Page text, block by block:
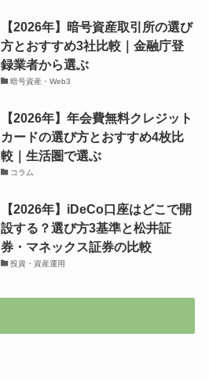
【2026年】暗号資産取引所の選び
方とおすすめ3社比較｜金融庁登
録業者から選ぶ
暗号資産・Web3
【2026年】年会費無料クレジット
カードの選び方とおすすめ4枚比
較｜生活圏で選ぶ
コラム
【2026年】iDeCo口座はどこで開
設する？選び方3基準と松井証
券・マネックス証券の比較
投資・資産運用